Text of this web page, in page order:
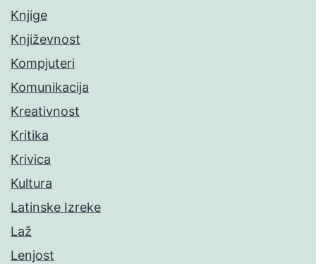
Knjige
Književnost
Kompjuteri
Komunikacija
Kreativnost
Kritika
Krivica
Kultura
Latinske Izreke
Laž
Lenjost